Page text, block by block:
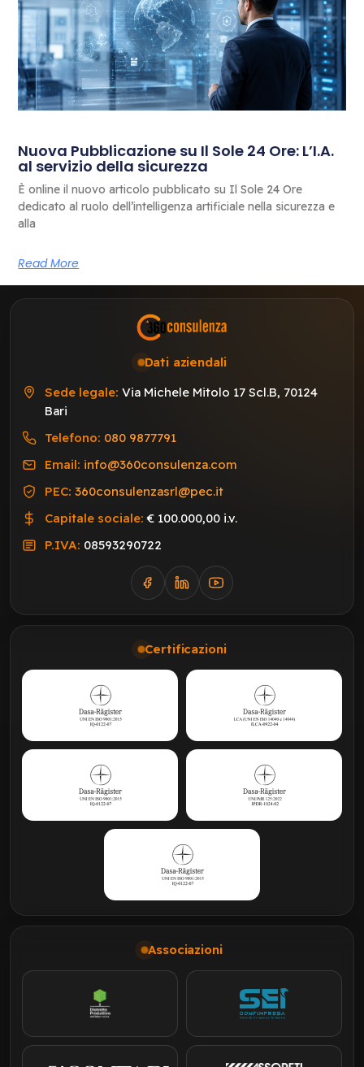
Nuova Pubblicazione su Il Sole 24 Ore: L’I.A.
al servizio della sicurezza
È online il nuovo articolo pubblicato su Il Sole 24 Ore
dedicato al ruolo dell’intelligenza artificiale nella sicurezza e
alla
Read More
Dati aziendali
Sede legale: Via Michele Mitolo 17 Scl.B, 70124
Bari
Telefono: 080 9877791
Email: info@360consulenza.com
PEC: 360consulenzasrl@pec.it
Capitale sociale: € 100.000,00 i.v.
P.IVA: 08593290722
Certificazioni
Associazioni